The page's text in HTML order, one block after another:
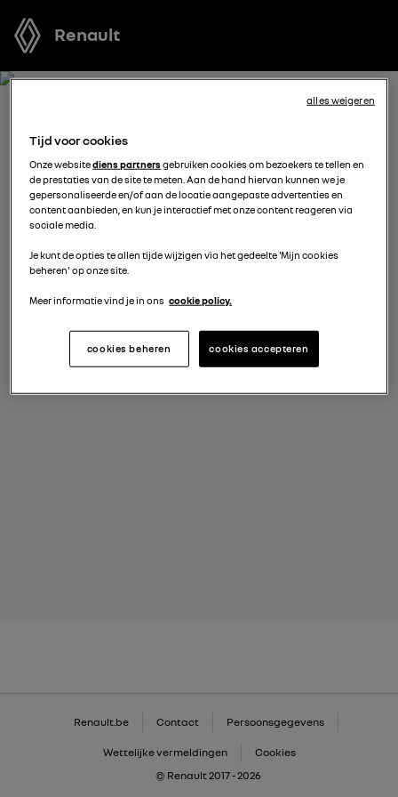
Renault
BOEK EEN TESTRIT MET
TRAFIC
Welk voertuig past het best bij u? Voordat u een keuze
maakt, kunt u een gratis proefrit met een van onze
modellen boeken.
Renault.be Contact Persoonsgegevens
Wettelijke vermeldingen
Cookies
© Renault 2017 - 2026
Tijd voor cookies
Onze websitediens partnersgebruiken cookies om bezoekers te tellen en
de prestaties van de site te meten. Aan de hand hiervan kunnen we je
gepersonaliseerde en/of aan de locatie aangepaste advertenties en
content aanbieden, en kun je interactief met onze content reageren via
sociale media.
Je kunt de opties te allen tijde wijzigen via het gedeelte 'Mijn cookies
beheren' op onze site.
Meer informatie vind je in ons cookie policy.
cookies accepteren
cookies beheren
alles weigeren